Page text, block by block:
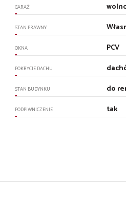
GARAŻ
STAN PRAWNY
OKNA PCV
POKRYCIE DACHU
STAN BUDYNKU do
PODPIWNICZENIE tak